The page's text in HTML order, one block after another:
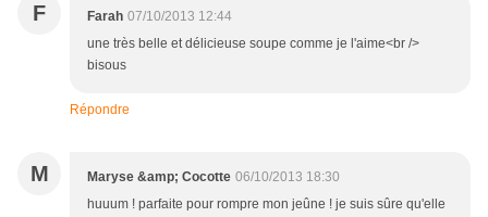
F Farah 07/10/2013 12:44
une très belle et délicieuse soupe comme je l'aime<br />
bisous
Répondre
M Maryse &amp; Cocotte 06/10/2013 18:30
huuum ! parfaite pour rompre mon jeûne ! je suis sûre qu'elle